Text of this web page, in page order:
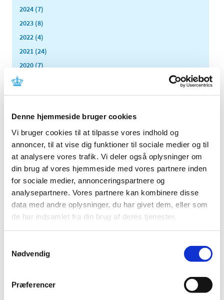
Denne hjemmeside bruger cookies
Vi bruger cookies til at tilpasse vores indhold og
annoncer, til at vise dig funktioner til sociale medier og til
at analysere vores trafik. Vi deler også oplysninger om
din brug af vores hjemmeside med vores partnere inden
for sociale medier, annonceringspartnere og
analysepartnere. Vores partnere kan kombinere disse
data med andre oplysninger, du har givet dem, eller som
de har indsamlet fra din brug af deres tjenester.
Nødvendig
Præferencer
2024 (7)
2023 (8)
2022 (4)
2021 (24)
2020 (7)
2019 (39)
2018 (40)
2016 (42)
2015 (30)
2014 (44)
2013 (44)
2012 (41)
december (1)
november (6)
oktober (4)
september (7)
juli (4)
maj (1)